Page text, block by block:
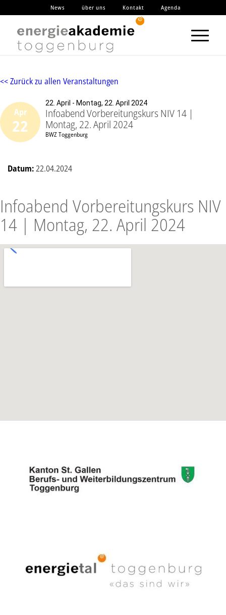
News über uns Kontakt Agenda
<< Zurück zu allen Veranstaltungen
Apr
22
22. April - Montag, 22. April 2024
Infoabend Vorbereitungskurs NIV 14 |
Montag, 22. April 2024
BWZ Toggenburg
Datum:22.04.2024
Infoabend Vorbereitungskurs NIV
14 | Montag, 22. April 2024